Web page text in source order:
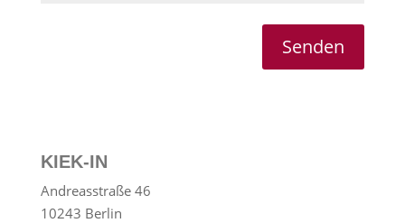
Senden
KIEK-IN
Andreasstraße 46
10243 Berlin